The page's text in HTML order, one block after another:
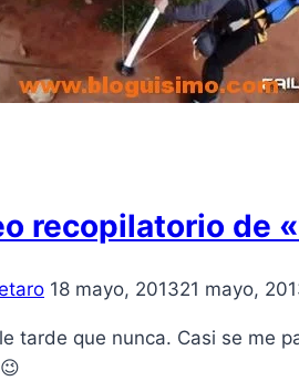
recopilatorio de
18 mayo, 201321 mayo,
tarde que nunca. Casi se me